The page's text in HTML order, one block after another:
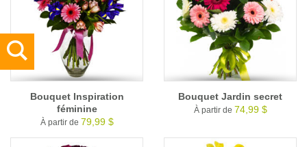
Bouquet Inspiration
féminine
À partir de 79,99 $
Bouquet Jardin secret
À partir de 74,99 $